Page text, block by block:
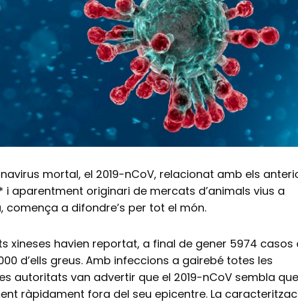
mortal, el 2019-nCoV, relacionat amb els
i aparentment originari de mercats d’animals vius a
comença a difondre’s per tot el món.
xineses havien reportat, a final de gener 5974 casos
d’ells greus. Amb infeccions a gairebé totes les
autoritats van advertir que el 2019-nCoV sembla que
ràpidament fora del seu epicentre. La